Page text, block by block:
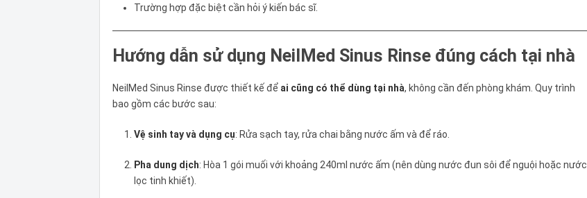
Trường hợp đặc biệt cần hỏi ý kiến bác sĩ.
Hướng dẫn sử dụng NeilMed Sinus Rinse đúng cách tại nhà
NeilMed Sinus Rinse được thiết kế để ai cũng có thể dùng tại nhà, không cần đến phòng khám. Quy trình
bao gồm các bước sau:
Vệ sinh tay và dụng cụ: Rửa sạch tay, rửa chai bằng nước ấm và để ráo.
Pha dung dịch: Hòa 1 gói muối với khoảng 240ml nước ấm (nên dùng nước đun sôi để nguội hoặc nước
lọc tinh khiết).